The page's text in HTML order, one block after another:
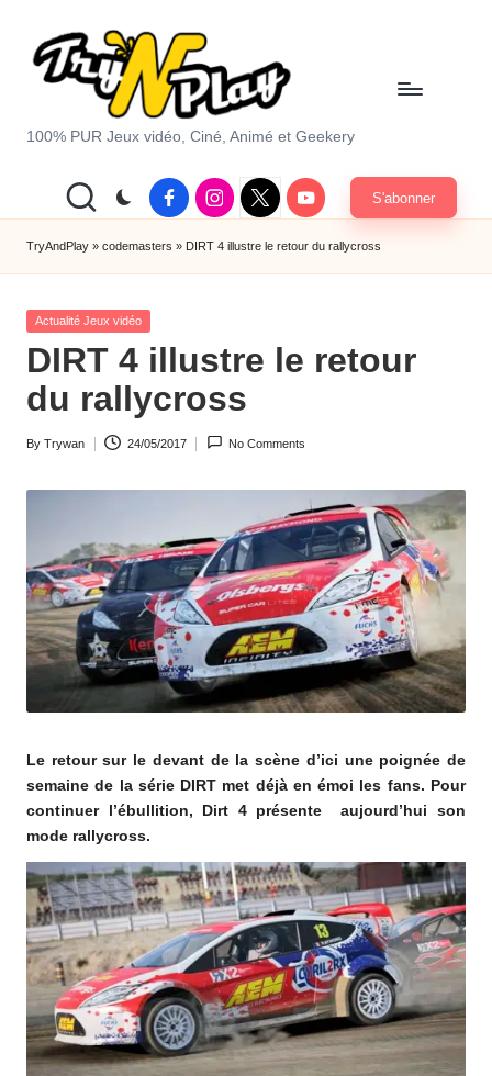
T
y
A
d
P
la
y.
c
m
100% PUR Jeux vidéo, Ciné, Animé et Geekery
FacebookInstagram
X
|
Twitter
Youtube S'abonner
TryAndPlay » codemasters » DIRT 4 illustre le retour du rallycross
Posted
Actualité Jeux vidéo
DIRT 4 illustre le retour
du rallycross
Posted
By Trywan 24/05/2017 No Comments
Le retour sur le devant de la scène d’ici une poignée de
semaine de la série DIRT met déjà en émoi les fans. Pour
continuer l’ébullition, Dirt 4 présente aujourd’hui son
mode rallycross.